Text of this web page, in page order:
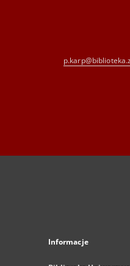
Informacje